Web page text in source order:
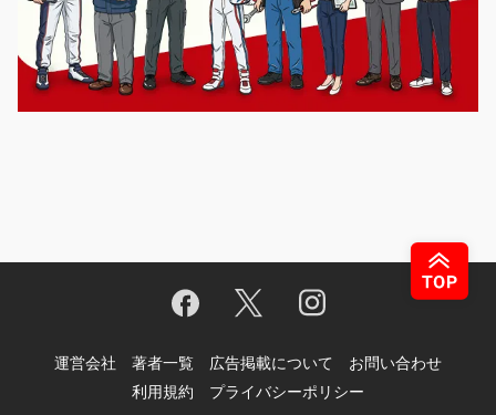
運営会社 著者一覧 広告掲載について
お問い合わせ
利用規約
プライバシーポリシー